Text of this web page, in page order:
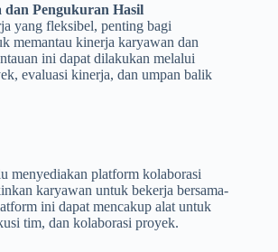
Pengukuran Hasil
yang fleksibel, penting bagi
memantau kinerja karyawan dan
ini dapat dilakukan melalui
evaluasi kinerja, dan umpan balik
menyediakan platform kolaborasi
karyawan untuk bekerja bersama-
ini dapat mencakup alat untuk
tim, dan kolaborasi proyek.